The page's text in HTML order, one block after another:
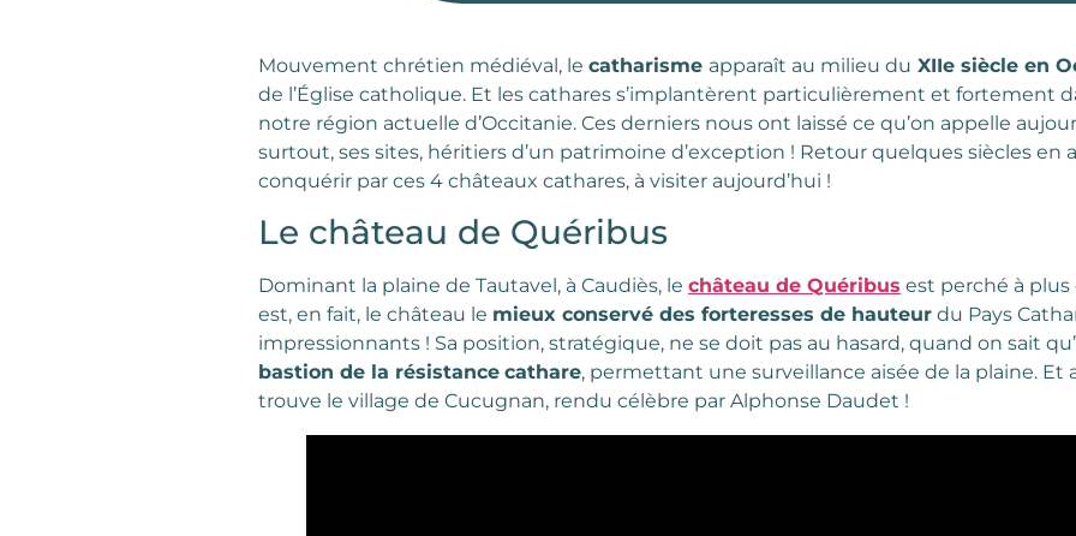
Mouvement chrétien médiéval, le catharisme apparaît au milieu du XIIe siècle en
de l’Église catholique. Et les cathares s’implantèrent particulièrement et fortement
notre région actuelle d’Occitanie. Ces derniers nous ont laissé ce qu’on appelle
surtout, ses sites, héritiers d’un patrimoine d’exception ! Retour quelques siècles en
conquérir par ces 4 châteaux cathares, à visiter aujourd’hui !
Le château de Quéribus
Dominant la plaine de Tautavel, à Caudiès, le château de Quéribus est perché à plus
est, en fait, le château le mieux conservé des forteresses de hauteur du Pays
impressionnants ! Sa position, stratégique, ne se doit pas au hasard, quand on sait
bastion de la résistance cathare, permettant une surveillance aisée de la plaine. Et
trouve le village de Cucugnan, rendu célèbre par Alphonse Daudet !